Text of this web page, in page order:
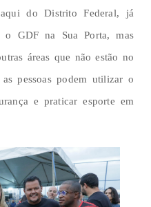
do Distrito Federal, já
o GDF na Sua Porta, mas
áreas que não estão no
pessoas podem utilizar o
e praticar esporte em